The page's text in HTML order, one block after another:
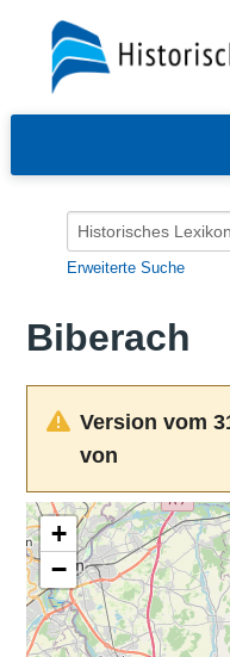
Erweiterte Suche
Biberach
Version vom
von
+
−